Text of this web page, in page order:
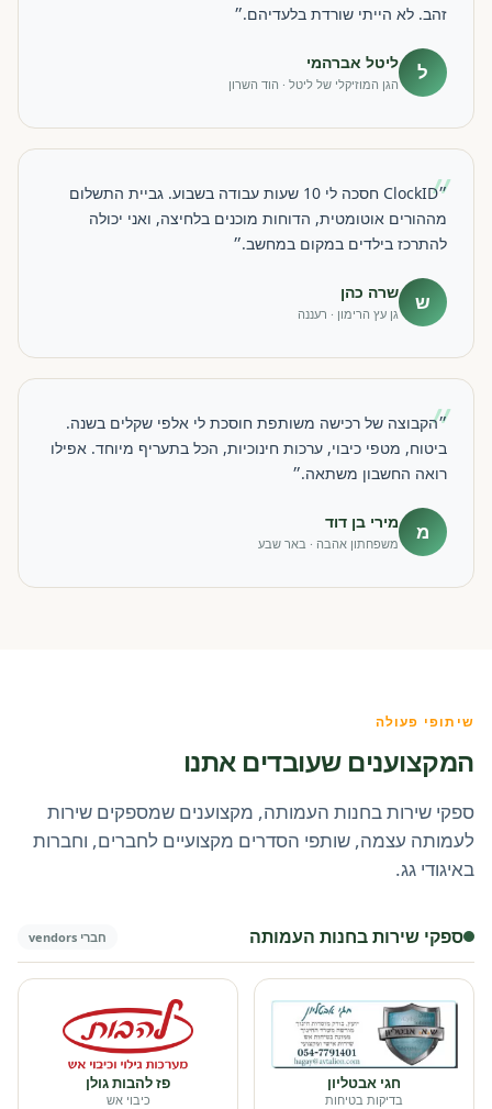
זהב. לא הייתי שורדת בלעדיהם.״
ל ליטל אברהמי
הגן המוזיקלי של ליטל · הוד השרון
״
״ClockID חסכה לי 10 שעות עבודה בשבוע. גביית התשלום
מההורים אוטומטית, הדוחות מוכנים בלחיצה, ואני יכולה
להתרכז בילדים במקום במחשב.״
ש שרה כהן
גן עץ הרימון · רעננה
״
״הקבוצה של רכישה משותפת חוסכת לי אלפי שקלים בשנה.
ביטוח, מטפי כיבוי, ערכות חינוכיות, הכל בתעריף מיוחד. אפילו
רואה החשבון משתאה.״
מ מירי בן דוד
משפחתון אהבה · באר שבע
שיתופי פעולה
המקצוענים שעובדים אתנו
ספקי שירות בחנות העמותה, מקצוענים שמספקים שירות
לעמותה עצמה, שותפי הסדרים מקצועיים לחברים, וחברות
באיגודי גג.
ספקי שירות בחנות העמותה חברי vendors
חגי אבטליון
בדיקות בטיחות
פז להבות גולן
כיבוי אש